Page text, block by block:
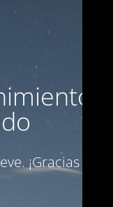
¡Gracias por